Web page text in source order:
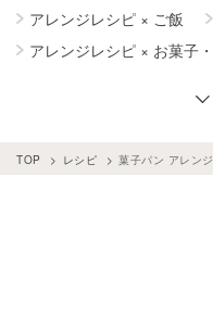
アレンジレシピ × ご飯
アレンジレシピ × お菓子
焼きそ
TOP レシピ 菓子パン アレン